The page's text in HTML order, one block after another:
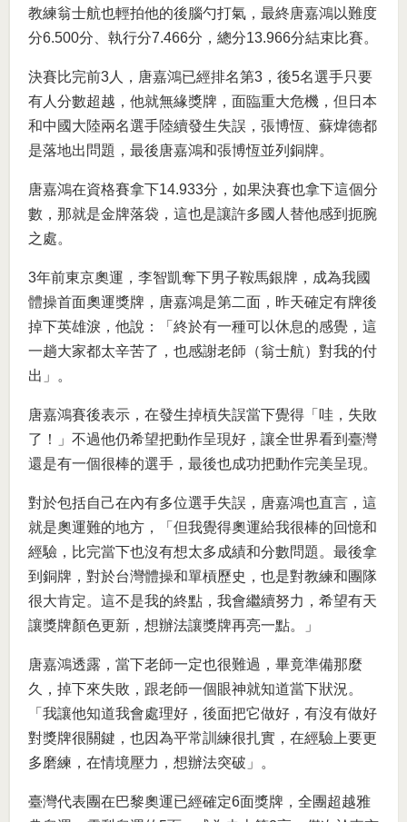
教練翁士航也輕拍他的後腦勺打氣，最終唐嘉鴻以難度
分6.500分、執行分7.466分，總分13.966分結束比賽。
決賽比完前3人，唐嘉鴻已經排名第3，後5名選手只要
有人分數超越，他就無緣獎牌，面臨重大危機，但日本
和中國大陸兩名選手陸續發生失誤，張博恆、蘇煒德都
是落地出問題，最後唐嘉鴻和張博恆並列銅牌。
唐嘉鴻在資格賽拿下14.933分，如果決賽也拿下這個分
數，那就是金牌落袋，這也是讓許多國人替他感到扼腕
之處。
3年前東京奧運，李智凱奪下男子鞍馬銀牌，成為我國
體操首面奧運獎牌，唐嘉鴻是第二面，昨天確定有牌後
掉下英雄淚，他說：「終於有一種可以休息的感覺，這
一趟大家都太辛苦了，也感謝老師（翁士航）對我的付
出」。
唐嘉鴻賽後表示，在發生掉槓失誤當下覺得「哇，失敗
了！」不過他仍希望把動作呈現好，讓全世界看到臺灣
還是有一個很棒的選手，最後也成功把動作完美呈現。
對於包括自己在內有多位選手失誤，唐嘉鴻也直言，這
就是奧運難的地方，「但我覺得奧運給我很棒的回憶和
經驗，比完當下也沒有想太多成績和分數問題。最後拿
到銅牌，對於台灣體操和單槓歷史，也是對教練和團隊
很大肯定。這不是我的終點，我會繼續努力，希望有天
讓獎牌顏色更新，想辦法讓獎牌再亮一點。」
唐嘉鴻透露，當下老師一定也很難過，畢竟準備那麼
久，掉下來失敗，跟老師一個眼神就知道當下狀況。
「我讓他知道我會處理好，後面把它做好，有沒有做好
對獎牌很關鍵，也因為平常訓練很扎實，在經驗上要更
多磨練，在情境壓力，想辦法突破」。
臺灣代表團在巴黎奧運已經確定6面獎牌，全團超越雅